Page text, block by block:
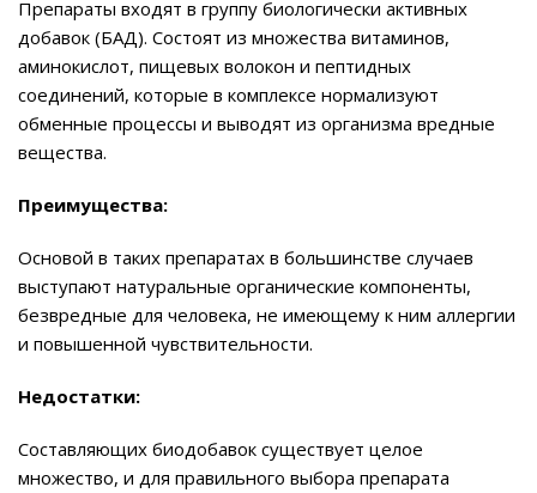
Препараты входят в группу биологически активных
добавок (БАД). Состоят из множества витаминов,
аминокислот, пищевых волокон и пептидных
соединений, которые в комплексе нормализуют
обменные процессы и выводят из организма вредные
вещества.
Преимущества:
Основой в таких препаратах в большинстве случаев
выступают натуральные органические компоненты,
безвредные для человека, не имеющему к ним аллергии
и повышенной чувствительности.
Недостатки:
Составляющих биодобавок существует целое
множество, и для правильного выбора препарата